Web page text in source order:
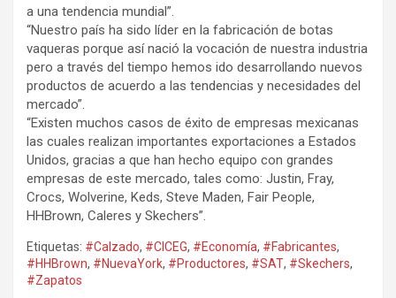
a una tendencia mundial”.
“Nuestro país ha sido líder en la fabricación de botas
vaqueras porque así nació la vocación de nuestra industria
pero a través del tiempo hemos ido desarrollando nuevos
productos de acuerdo a las tendencias y necesidades del
mercado”.
“Existen muchos casos de éxito de empresas mexicanas
las cuales realizan importantes exportaciones a Estados
Unidos, gracias a que han hecho equipo con grandes
empresas de este mercado, tales como: Justin, Fray,
Crocs, Wolverine, Keds, Steve Maden, Fair People,
HHBrown, Caleres y Skechers”.
Etiquetas: #Calzado, #CICEG, #Economía, #Fabricantes,
#HHBrown, #NuevaYork, #Productores, #SAT, #Skechers,
#Zapatos